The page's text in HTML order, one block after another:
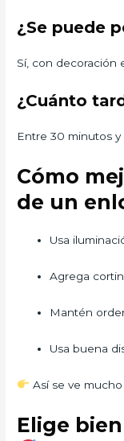
¿Se puede
Sí, con decoración
¿Cuánto
Entre 30 minutos y
Cómo
de un
Usa
Agrega
Mantén
Usa buena
Así se ve mucho
Elige